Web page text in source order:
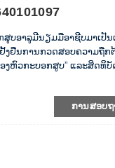
ອາລູມີນຽມມືອາຊີບມາເປັນ
ຢືນການກວດສອບຄວາມຖືກຕ້
ງຫົວກະບອກສູບ” ແລະສິດທິ
ການສອບ